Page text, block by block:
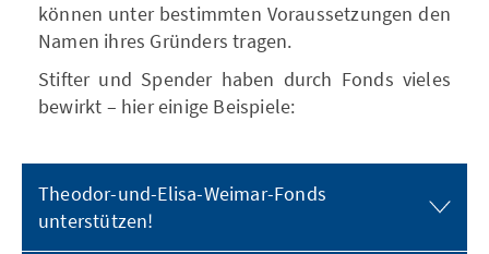
können unter bestimmten Voraussetzungen den
Namen ihres Gründers tragen.
Stifter und Spender haben durch Fonds vieles
bewirkt – hier einige Beispiele:
Theodor-und-Elisa-Weimar-Fonds
unterstützen!